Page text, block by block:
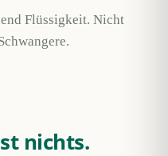
Flüssigkeit. Nicht
nichts.